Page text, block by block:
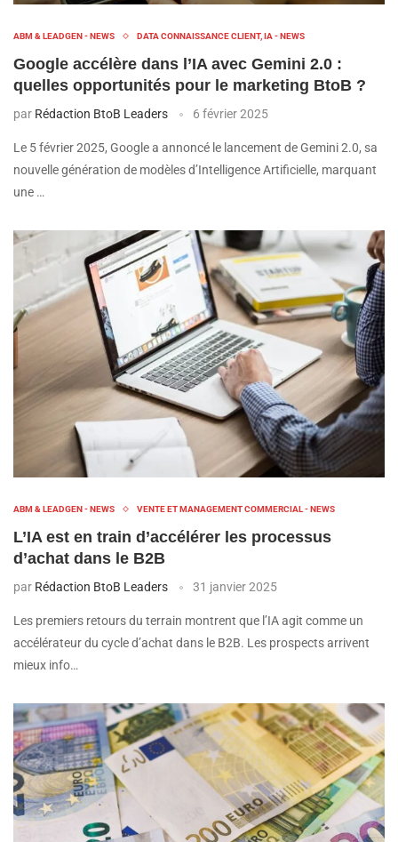
ABM & LEADGEN - NEWS DATA CONNAISSANCE CLIENT, IA - NEWS
Google accélère dans l’IA avec Gemini 2.0 :
quelles opportunités pour le marketing BtoB ?
par Rédaction BtoB Leaders 6 février 2025
Le 5 février 2025, Google a annoncé le lancement de Gemini 2.0, sa
nouvelle génération de modèles d’Intelligence Artificielle, marquant
une …
ABM & LEADGEN - NEWS VENTE ET MANAGEMENT COMMERCIAL - NEWS
L’IA est en train d’accélérer les processus
d’achat dans le B2B
par Rédaction BtoB Leaders 31 janvier 2025
Les premiers retours du terrain montrent que l’IA agit comme un
accélérateur du cycle d’achat dans le B2B. Les prospects arrivent
mieux info…